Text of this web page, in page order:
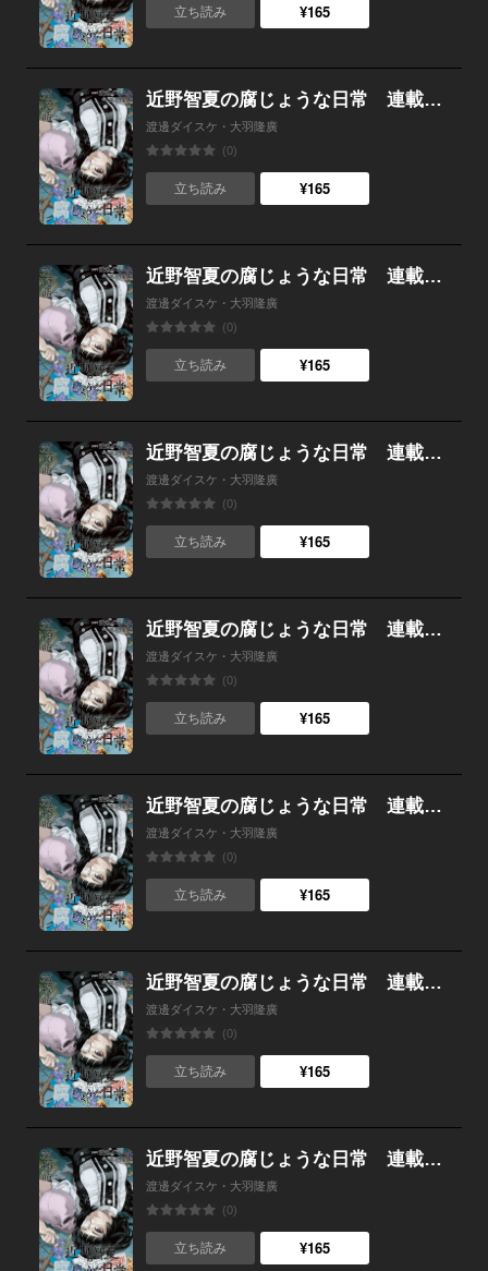
立ち読み ¥165
近野智夏の腐じょうな日常 連載版 第５２話 朝食会への復讐依頼
渡邊ダイスケ・大羽隆廣
(0)
立ち読み ¥165
近野智夏の腐じょうな日常 連載版 第５１話 謎の秘密結社「Q」
渡邊ダイスケ・大羽隆廣
(0)
立ち読み ¥165
近野智夏の腐じょうな日常 連載版 第５０話 触れてはならない禁忌
渡邊ダイスケ・大羽隆廣
(0)
立ち読み ¥165
近野智夏の腐じょうな日常 連載版 第４９話 「でる」と噂の邸宅で
渡邊ダイスケ・大羽隆廣
(0)
立ち読み ¥165
近野智夏の腐じょうな日常 連載版 第４８話 ヤクザVS事故物件
渡邊ダイスケ・大羽隆廣
(0)
立ち読み ¥165
近野智夏の腐じょうな日常 連載版 第４７話 やるべき事
渡邊ダイスケ・大羽隆廣
(0)
立ち読み ¥165
近野智夏の腐じょうな日常 連載版 第４６話 「何か」が来る
渡邊ダイスケ・大羽隆廣
(0)
立ち読み ¥165